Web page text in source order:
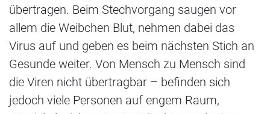
übertragen. Beim Stechvorgang saugen vor
allem die Weibchen Blut, nehmen dabei das
Virus auf und geben es beim nächsten Stich an
Gesunde weiter. Von Mensch zu Mensch sind
die Viren nicht übertragbar – befinden sich
jedoch viele Personen auf engem Raum,